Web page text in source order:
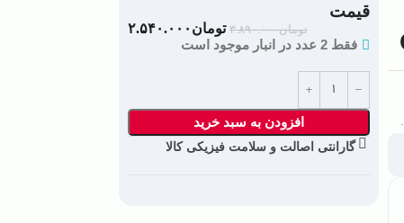
قیمت
تومان۳.۸۹۰.۰۰۰ تومان ۲.۵۴۰.۰۰۰
فقط 2 عدد در انبار موجود است
افزودن به سبد خرید
گارانتی اصالت و سلامت فیزیکی کالا